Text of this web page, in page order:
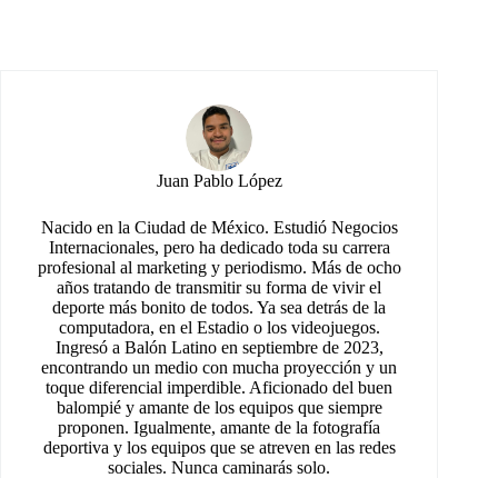
Juan Pablo López
Nacido en la Ciudad de México. Estudió Negocios
Internacionales, pero ha dedicado toda su carrera
profesional al marketing y periodismo. Más de ocho
años tratando de transmitir su forma de vivir el
deporte más bonito de todos. Ya sea detrás de la
computadora, en el Estadio o los videojuegos.
Ingresó a Balón Latino en septiembre de 2023,
encontrando un medio con mucha proyección y un
toque diferencial imperdible. Aficionado del buen
balompié y amante de los equipos que siempre
proponen. Igualmente, amante de la fotografía
deportiva y los equipos que se atreven en las redes
sociales. Nunca caminarás solo.